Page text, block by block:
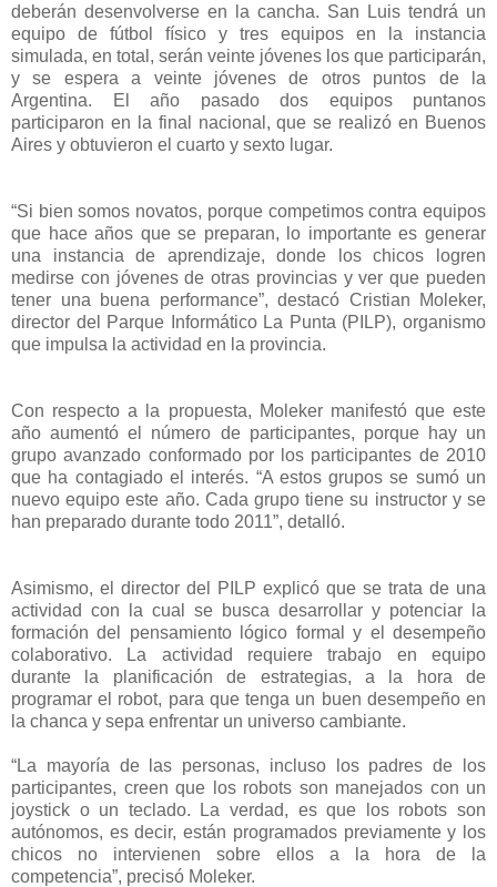
deberán desenvolverse en la cancha. San Luis tendrá un
equipo de fútbol físico y tres equipos en la instancia
simulada, en total, serán veinte jóvenes los que participarán,
y se espera a veinte jóvenes de otros puntos de la
Argentina. El año pasado dos equipos puntanos
participaron en la final nacional, que se realizó en Buenos
Aires y obtuvieron el cuarto y sexto lugar.
“Si bien somos novatos, porque competimos contra equipos
que hace años que se preparan, lo importante es generar
una instancia de aprendizaje, donde los chicos logren
medirse con jóvenes de otras provincias y ver que pueden
tener una buena performance”, destacó Cristian Moleker,
director del Parque Informático La Punta (PILP), organismo
que impulsa la actividad en la provincia.
Con respecto a la propuesta, Moleker manifestó que este
año aumentó el número de participantes, porque hay un
grupo avanzado conformado por los participantes de 2010
que ha contagiado el interés. “A estos grupos se sumó un
nuevo equipo este año. Cada grupo tiene su instructor y se
han preparado durante todo 2011”, detalló.
Asimismo, el director del PILP explicó que se trata de una
actividad con la cual se busca desarrollar y potenciar la
formación del pensamiento lógico formal y el desempeño
colaborativo. La actividad requiere trabajo en equipo
durante la planificación de estrategias, a la hora de
programar el robot, para que tenga un buen desempeño en
la chanca y sepa enfrentar un universo cambiante.
“La mayoría de las personas, incluso los padres de los
participantes, creen que los robots son manejados con un
joystick o un teclado. La verdad, es que los robots son
autónomos, es decir, están programados previamente y los
chicos no intervienen sobre ellos a la hora de la
competencia”, precisó Moleker.